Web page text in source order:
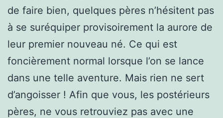
de faire bien, quelques pères n’hésitent pas
à se suréquiper provisoirement la aurore de
leur premier nouveau né. Ce qui est
foncièrement normal lorsque l’on se lance
dans une telle aventure. Mais rien ne sert
d’angoisser ! Afin que vous, les postérieurs
pères, ne vous retrouviez pas avec une